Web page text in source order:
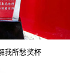
我所愁奖杯